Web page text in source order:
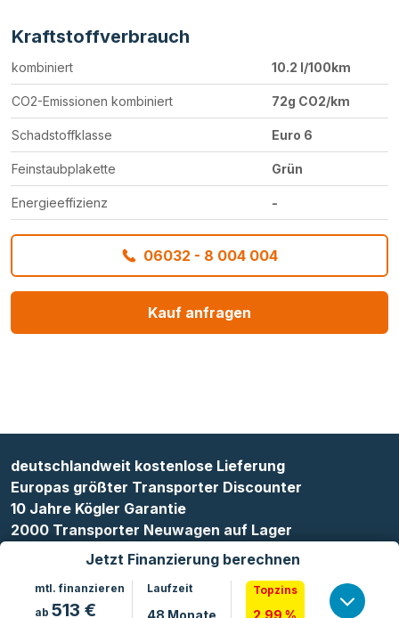
Kraftstoffverbrauch
kombiniert 10.2 l/100km
CO2-Emissionen kombiniert 72g CO2/km
Schadstoffklasse Euro 6
Feinstaubplakette Grün
Energieeffizienz -
06032 - 8 004 004
Kauf anfragen
Jetzt Finanzierung berechnen
mtl. finanzieren
ab 513 €
Laufzeit
48 Monate
Topzins
2.99 %
deutschlandweit kostenlose Lieferung
Europas größter Transporter Discounter
10 Jahre Kögler Garantie
2000 Transporter Neuwagen auf Lager